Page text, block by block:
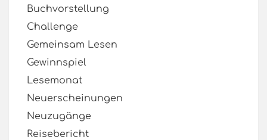
Buchvorstellung
Challenge
Gemeinsam Lesen
Gewinnspiel
Lesemonat
Neuerscheinungen
Neuzugänge
Reisebericht